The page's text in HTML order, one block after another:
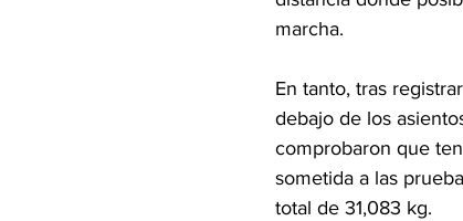
marcha.
En tanto, tras
debajo de los
comprobaron que
sometida a las
total de 31,083 kg.